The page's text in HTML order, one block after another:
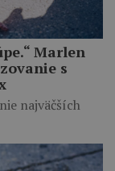
Marlen
s
najväčších